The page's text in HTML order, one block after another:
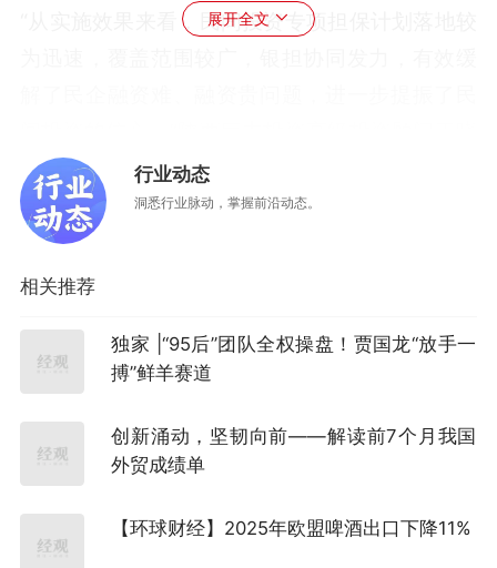
“从实施效果来看，民间投资专项担保计划落地较
明对记者表示。
与此同时，相关民间投资专项担保计划的配套部
局发布的《江苏金融业支持民营经济高质量发展
十六条措施》明确提出，加大民间投资专项担保
计划推进力度，主动调整优化本行授信标准、业
后续各方应如何持续推动政策见效？于晓明表
流程、破除授信壁垒，精准对接中小民营企业融
展开全文
行业动态
洞悉行业脉动，掌握前沿动态。
相关推荐
独家 |“95后”团队全权操盘！贾国龙“放手一
搏”鲜羊赛道
创新涌动，坚韧向前——解读前7个月我国
外贸成绩单
【环球财经】2025年欧盟啤酒出口下降11%